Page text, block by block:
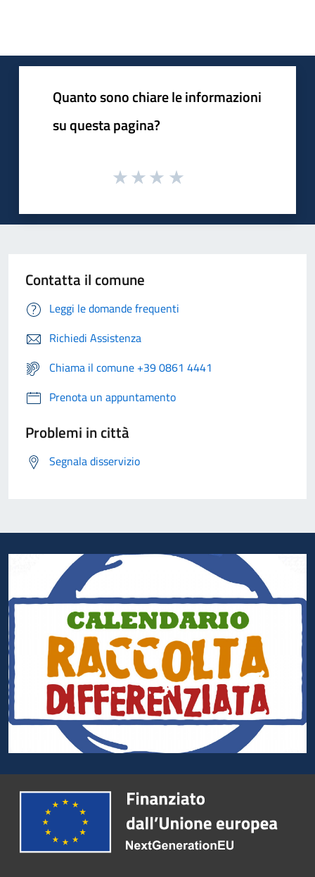
Quanto sono chiare le informazioni
su questa pagina?
Contatta il comune
Leggi le domande frequenti
Richiedi Assistenza
Chiama il comune +39 0861 4441
Prenota un appuntamento
Problemi in città
Segnala disservizio